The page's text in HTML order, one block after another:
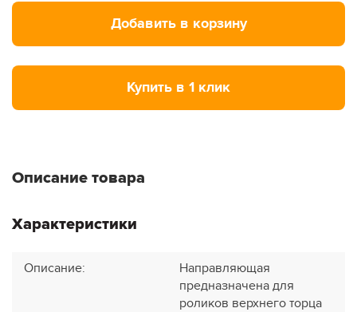
Добавить в корзину
Купить в 1 клик
Описание товара
Характеристики
Описание:
Направляющая
предназначена для
роликов верхнего торца